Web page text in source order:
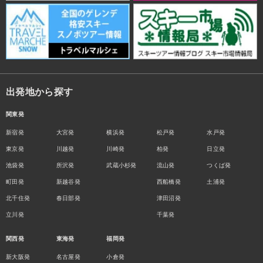
出発地から探す
関東発
新宿発
東京発
池袋発
町田発
北千住発
立川発
大宮発
川越発
所沢発
新越谷発
春日部発
横浜発
川崎発
武蔵小杉発
松戸発
柏発
流山発
西船橋発
津田沼発
千葉発
水戸発
日立発
つくば発
土浦発
関西発
新大阪発
東海発
名古屋発
福岡発
小倉発